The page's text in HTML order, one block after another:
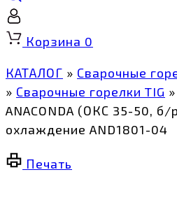
Корзина 0
КАТАЛОГ » Сварочные
» Сварочные горелки TIG »
ANACONDA (ОКС 35-50,
охлаждение AND1801-04
Печать